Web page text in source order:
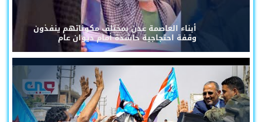
أبناء العاصمة عدن بمختلف مكوناتهم ينفذون
وقفة احتجاجية حاشدة أمام ديوان عام